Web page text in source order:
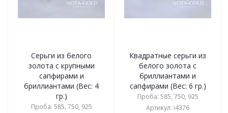
Серьги из белого
золота с крупными
сапфирами и
бриллиантами (Вес: 4
гр.)
Проба: 585, 750, 925
Квадратные серьги из
белого золота с
бриллиантами и
сапфирами (Вес: 6 гр.)
Проба: 585, 750, 925
Артикул: i4376